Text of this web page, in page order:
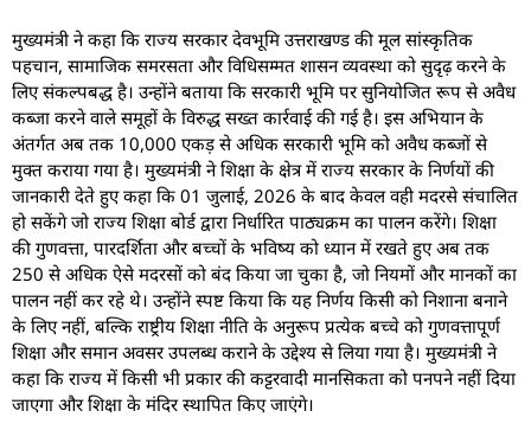
मुख्यमंत्री ने कहा कि राज्य सरकार देवभूमि उत्तराखण्ड की मूल सांस्कृतिक
पहचान, सामाजिक समरसता और विधिसम्मत शासन व्यवस्था को सुदृढ़ करने के
लिए संकल्पबद्ध है। उन्होंने बताया कि सरकारी भूमि पर सुनियोजित रूप से अवैध
कब्जा करने वाले समूहों के विरुद्ध सख्त कार्रवाई की गई है। इस अभियान के
अंतर्गत अब तक 10,000 एकड़ से अधिक सरकारी भूमि को अवैध कब्जों से
मुक्त कराया गया है। मुख्यमंत्री ने शिक्षा के क्षेत्र में राज्य सरकार के निर्णयों की
जानकारी देते हुए कहा कि 01 जुलाई, 2026 के बाद केवल वही मदरसे संचालित
हो सकेंगे जो राज्य शिक्षा बोर्ड द्वारा निर्धारित पाठ्यक्रम का पालन करेंगे। शिक्षा
की गुणवत्ता, पारदर्शिता और बच्चों के भविष्य को ध्यान में रखते हुए अब तक
250 से अधिक ऐसे मदरसों को बंद किया जा चुका है, जो नियमों और मानकों का
पालन नहीं कर रहे थे। उन्होंने स्पष्ट किया कि यह निर्णय किसी को निशाना बनाने
के लिए नहीं, बल्कि राष्ट्रीय शिक्षा नीति के अनुरूप प्रत्येक बच्चे को गुणवत्तापूर्ण
शिक्षा और समान अवसर उपलब्ध कराने के उद्देश्य से लिया गया है। मुख्यमंत्री ने
कहा कि राज्य में किसी भी प्रकार की कट्टरवादी मानसिकता को पनपने नहीं दिया
जाएगा और शिक्षा के मंदिर स्थापित किए जाएंगे।